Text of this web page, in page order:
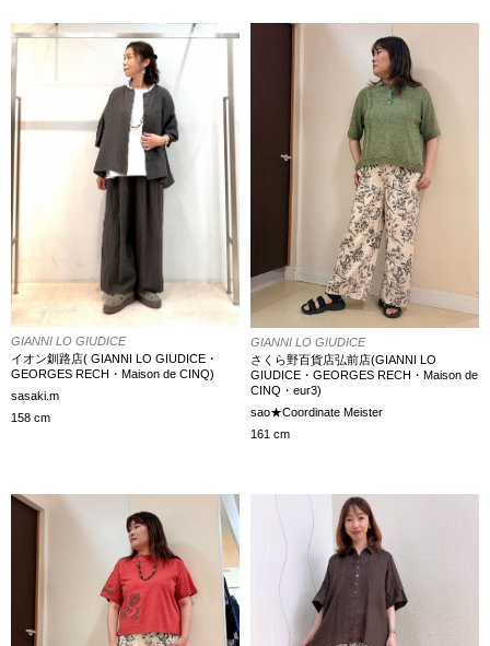
GIANNI LO GIUDICE
イオン釧路店( GIANNI LO GIUDICE・
GEORGES RECH・Maison de CINQ)
sasaki.m
158 cm
GIANNI LO GIUDICE
さくら野百貨店弘前店(GIANNI LO
GIUDICE・GEORGES RECH・Maison de
CINQ・eur3)
sao★Coordinate Meister
161 cm